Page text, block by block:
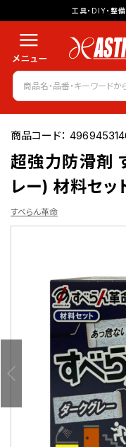
工具・DIY・整
商品コード：
超強力防滑剤
レー) 材料セ
すべらん革命